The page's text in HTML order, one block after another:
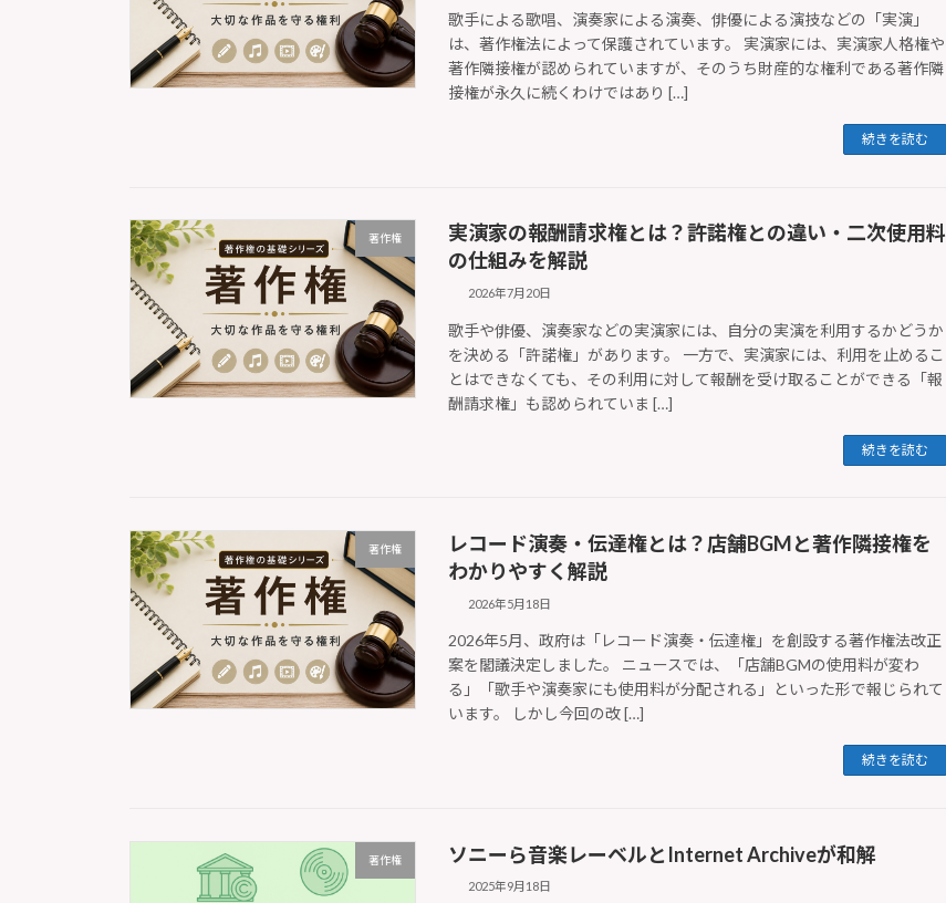
歌手による歌唱、演奏家による演奏、俳優による演技などの「実演」
は、著作権法によって保護されています。 実演家には、実演家人格権や
著作隣接権が認められていますが、そのうち財産的な権利である著作隣
接権が永久に続くわけではあり […]
続きを読む
著作権
実演家の報酬請求権とは？許諾権との違い・二次使用料
の仕組みを解説
2026年7月20日
歌手や俳優、演奏家などの実演家には、自分の実演を利用するかどうか
を決める「許諾権」があります。 一方で、実演家には、利用を止めるこ
とはできなくても、その利用に対して報酬を受け取ることができる「報
酬請求権」も認められていま […]
続きを読む
著作権
レコード演奏・伝達権とは？店舗BGMと著作隣接権を
わかりやすく解説
2026年5月18日
2026年5月、政府は「レコード演奏・伝達権」を創設する著作権法改正
案を閣議決定しました。 ニュースでは、「店舗BGMの使用料が変わ
る」「歌手や演奏家にも使用料が分配される」といった形で報じられて
います。 しかし今回の改 […]
続きを読む
著作権 ソニーら音楽レーベルとInternet Archiveが和解
2025年9月18日